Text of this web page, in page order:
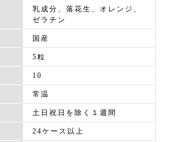
乳成分、落花生、オレンジ、
ゼラチン
国産
5粒
10
常温
土日祝日を除く１週間
24ケース以上